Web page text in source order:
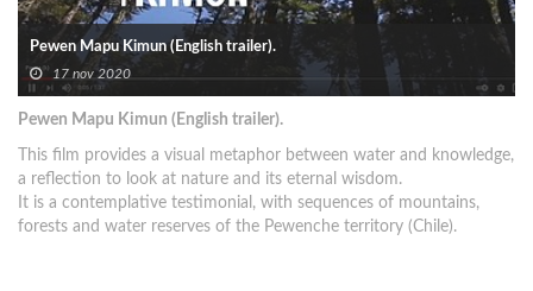
Pewen Mapu Kimun (English trailer).
17 nov 2020
Pewen Mapu Kimun (English trailer).
This film provides a visual metaphor between water and knowledge,
a reflection to look at nature and its eternal wisdom.
It is a contemplative testimonial, with sequences of mountains,
forests and water reserves of the Pewenche territory (Chile).